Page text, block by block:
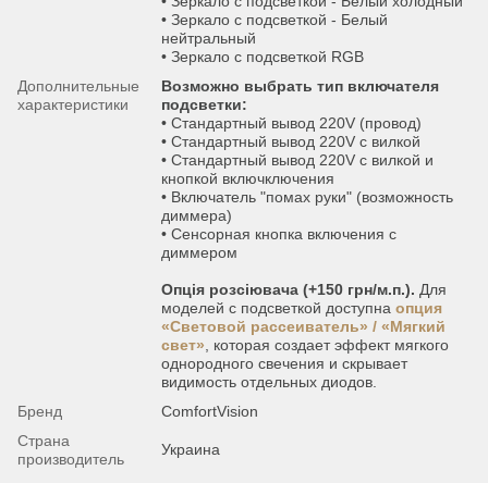
• Зеркало с подсветкой - Белый
нейтральный
• Зеркало с подсветкой RGB
Дополнительные
характеристики
Возможно выбрать тип включателя
подсветки:
• Стандартный вывод 220V (провод)
• Стандартный вывод 220V с вилкой
• Стандартный вывод 220V с вилкой и
кнопкой включключения
• Включатель "помах руки" (возможность
диммера)
• Сенсорная кнопка включения с
диммером
Опція розсіювача (+150 грн/м.п.). Для
моделей с подсветкой доступна опция
«Световой рассеиватель» / «Мягкий
свет», которая создает эффект мягкого
однородного свечения и скрывает
видимость отдельных диодов.
Бренд
ComfortVision
Страна
производитель
Украина